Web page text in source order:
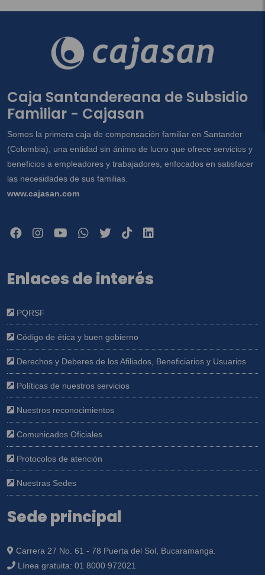
Caja Santandereana de Subsidio
Familiar - Cajasan
Somos la primera caja de compensación familiar en Santander
(Colombia); una entidad sin ánimo de lucro que ofrece servicios y
beneficios a empleadores y trabajadores, enfocados en satisfacer
las necesidades de sus familias.
www.cajasan.com
Enlaces de interés
PQRSF
Código de ética y buen gobierno
Derechos y Deberes de los Afiliados, Beneficiarios y Usuarios
Políticas de nuestros servicios
Nuestros reconocimientos
Comunicados Oficiales
Protocolos de atención
Nuestras Sedes
Sede principal
Carrera 27 No. 61 - 78 Puerta del Sol, Bucaramanga.
Línea gratuita: 01 8000 972021